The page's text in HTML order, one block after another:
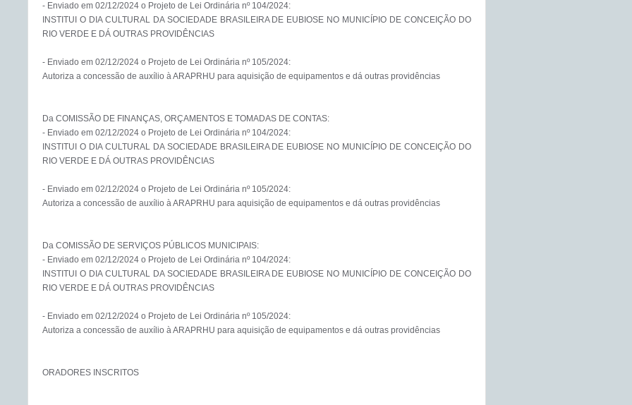
- Enviado em 02/12/2024 o Projeto de Lei Ordinária nº 104/2024:
INSTITUI O DIA CULTURAL DA SOCIEDADE BRASILEIRA DE EUBIOSE NO MUNICÍPIO DE CONCEIÇÃO DO
RIO VERDE E DÁ OUTRAS PROVIDÊNCIAS
- Enviado em 02/12/2024 o Projeto de Lei Ordinária nº 105/2024:
Autoriza a concessão de auxílio à ARAPRHU para aquisição de equipamentos e dá outras providências
Da COMISSÃO DE FINANÇAS, ORÇAMENTOS E TOMADAS DE CONTAS:
- Enviado em 02/12/2024 o Projeto de Lei Ordinária nº 104/2024:
INSTITUI O DIA CULTURAL DA SOCIEDADE BRASILEIRA DE EUBIOSE NO MUNICÍPIO DE CONCEIÇÃO DO
RIO VERDE E DÁ OUTRAS PROVIDÊNCIAS
- Enviado em 02/12/2024 o Projeto de Lei Ordinária nº 105/2024:
Autoriza a concessão de auxílio à ARAPRHU para aquisição de equipamentos e dá outras providências
Da COMISSÃO DE SERVIÇOS PÚBLICOS MUNICIPAIS:
- Enviado em 02/12/2024 o Projeto de Lei Ordinária nº 104/2024:
INSTITUI O DIA CULTURAL DA SOCIEDADE BRASILEIRA DE EUBIOSE NO MUNICÍPIO DE CONCEIÇÃO DO
RIO VERDE E DÁ OUTRAS PROVIDÊNCIAS
- Enviado em 02/12/2024 o Projeto de Lei Ordinária nº 105/2024:
Autoriza a concessão de auxílio à ARAPRHU para aquisição de equipamentos e dá outras providências
ORADORES INSCRITOS